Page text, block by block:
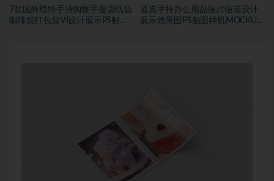
7款国外模特手持购物手提袋纸袋
咖啡袋打包袋VI设计展示PS贴图
逼真手持办公用品信封信笺设计
展示效果图PS贴图样机MOCKUP